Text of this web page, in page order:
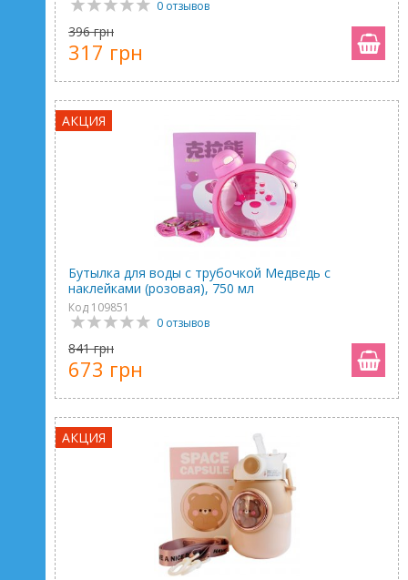
0 отзывов
396 грн
317 грн
АКЦИЯ
Бутылка для воды с трубочкой Медведь с
наклейками (розовая), 750 мл
Код 109851
0 отзывов
841 грн
673 грн
АКЦИЯ